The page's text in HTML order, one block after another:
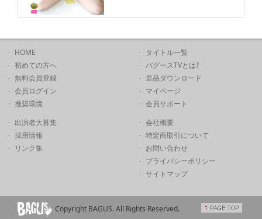
HOME
初めての方へ
無料会員登録
会員ログイン
推奨環境
タイトル一覧
バグースTVとは?
単品ダウンロード
マイページ
会員サポート
出演者大募集
採用情報
リンク集
会社概要
特定商取引について
お問い合わせ
プライバシーポリシー
サイトマップ
Copyright BAGUS. All Rights Reserved.